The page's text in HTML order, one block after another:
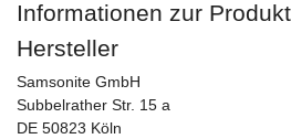
Informationen zur
Hersteller
Samsonite GmbH
Subbelrather Str. 15 a
DE 50823 Köln